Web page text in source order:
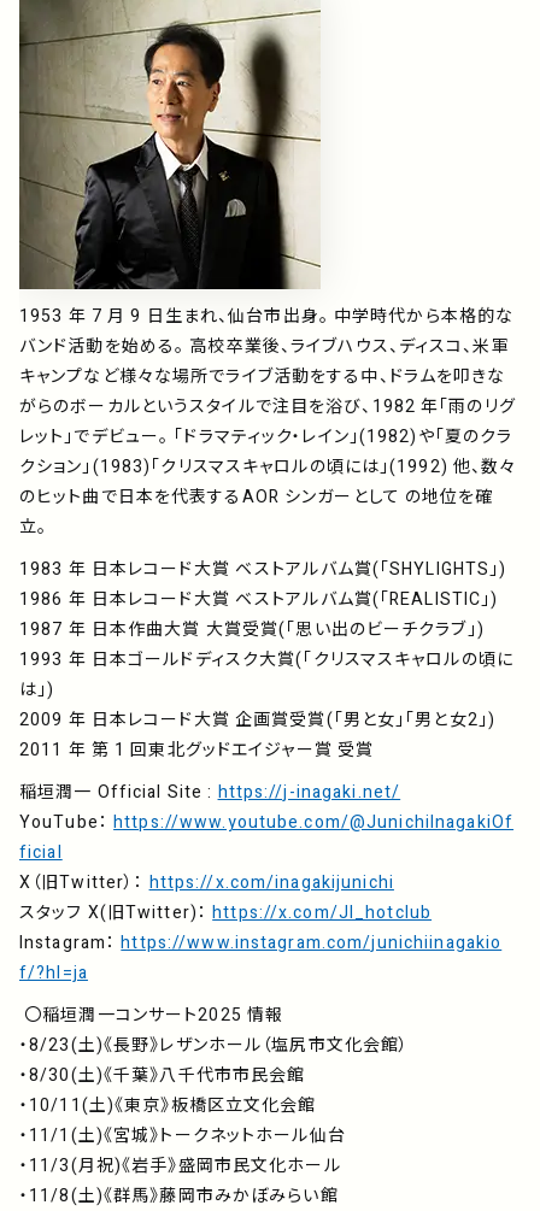
1953 年 7 月 9 日生まれ、仙台市出身。 中学時代から本格的な
バンド活動を始める。 高校卒業後、ライブハウス、ディスコ、米軍
キャンプなど様々な場所でライブ活動をする中、ドラムを叩きな
がらのボーカルというスタイルで注目を浴び、1982 年「雨のリグ
レット」でデビュー。 「ドラマティック・レイン」(1982)や「夏のクラ
クション」(1983)「クリスマスキャロルの頃には」(1992) 他、数々
のヒット曲で日本を代表するAOR シンガーとして の地位を確
立。
1983 年 日本レコード大賞 ベストアルバム賞(「SHYLIGHTS」)
1986 年 日本レコード大賞 ベストアルバム賞(「REALISTIC」)
1987 年 日本作曲大賞 大賞受賞(「思い出のビーチクラブ」)
1993 年 日本ゴールドディスク大賞(「クリスマスキャロルの頃に
は」)
2009 年 日本レコード大賞 企画賞受賞(「男と女」「男と女2」)
2011 年 第 1 回東北グッドエイジャー賞 受賞
稲垣潤一 Official Site : https://j-inagaki.net/
YouTube：https://www.youtube.com/@JunichiInagakiOf
ficial
X（旧Twitter）： https://x.com/inagakijunichi
スタッフ X(旧Twitter)：https://x.com/JI_hotclub
Instagram：https://www.instagram.com/junichiinagakio
f/?hl=ja
〇稲垣潤一コンサート2025 情報
・8/23(土)《長野》レザンホール（塩尻市文化会館）
・8/30(土)《千葉》八千代市市民会館
・10/11(土)《東京》板橋区立文化会館
・11/1(土)《宮城》トークネットホール仙台
・11/3(月祝)《岩手》盛岡市民文化ホール
・11/8(土)《群馬》藤岡市みかぼみらい館